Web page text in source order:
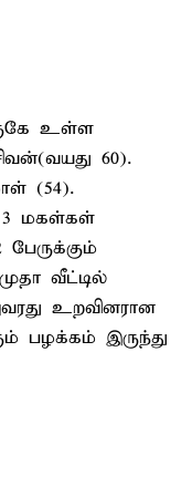
உள்ள
60).
(54).
3 மகள்கள்
வீட்டில்
உறவினரான
பழக்கம் இருந்து